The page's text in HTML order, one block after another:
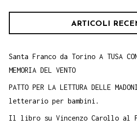
2018
Aula
ARTICOLI
Santa Franco da Torino A TUSA CON
MEMORIA DEL VENTO
PATTO PER LA LETTURA DELLE
letterario per bambini.
Il libro su Vincenzo Carollo al